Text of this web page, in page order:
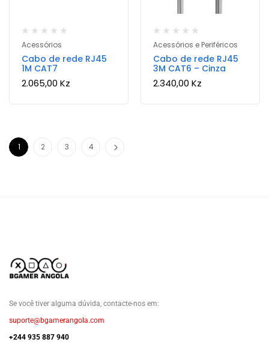
Acessórios
Cabo de rede RJ45
1M CAT7
2.065,00 Kz
Acessórios e Periféricos
Cabo de rede RJ45
3M CAT6 – Cinza
2.340,00 Kz
1 2 3 4
Se você tiver alguma dúvida, contacte-nos em:
suporte@bgamerangola.com
+244 935 887 940